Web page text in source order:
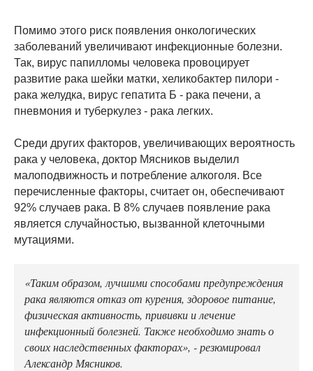
Помимо этого риск появления онкологических
заболеваний увеличивают инфекционные болезни.
Так, вирус папилломы человека провоцирует
развитие рака шейки матки, хеликобактер пилори -
рака желудка, вирус гепатита Б - рака печени, а
пневмония и туберкулез - рака легких.
Среди других факторов, увеличивающих вероятность
рака у человека, доктор Мясников выделил
малоподвижность и потребление алкоголя. Все
перечисленные факторы, считает он, обеспечивают
92% случаев рака. В 8% случаев появление рака
является случайностью, вызванной клеточными
мутациями.
«Таким образом, лучшими способами предупреждения
рака являются отказ от курения, здоровое питание,
физическая активность, прививки и лечение
инфекционный болезней. Также необходимо знать о
своих наследственных факторах», - резюмировал
Александр Мясников.